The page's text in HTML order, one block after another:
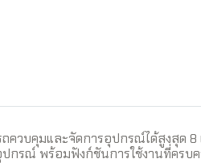
ควบคุมและจัดการอุปกรณ์ได้สูงสุด 8
ปกรณ์ พร้อมฟังก์ชันการใช้งานที่ครบ